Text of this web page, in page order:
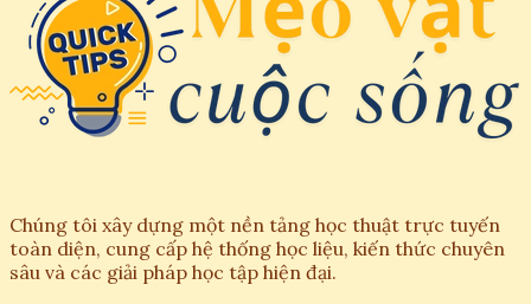
Chúng tôi xây dựng một nền tảng học thuật trực tuyến
toàn diện, cung cấp hệ thống học liệu, kiến thức chuyên
sâu và các giải pháp học tập hiện đại.